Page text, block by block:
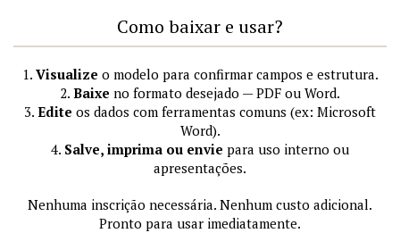
Como baixar e usar?
1. Visualize o modelo para confirmar campos e estrutura.
2. Baixe no formato desejado — PDF ou Word.
3. Edite os dados com ferramentas comuns (ex: Microsoft
Word).
4. Salve, imprima ou envie para uso interno ou
apresentações.
Nenhuma inscrição necessária. Nenhum custo adicional.
Pronto para usar imediatamente.